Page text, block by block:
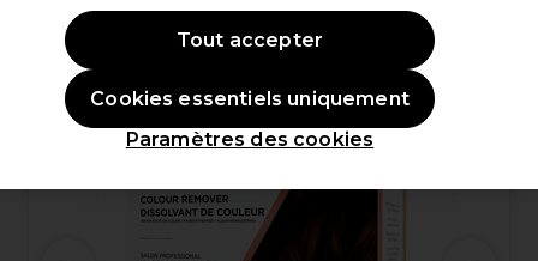
EXCLUSIF
Paramètres des cookies
Cookies essentiels uniquement
Tout accepter